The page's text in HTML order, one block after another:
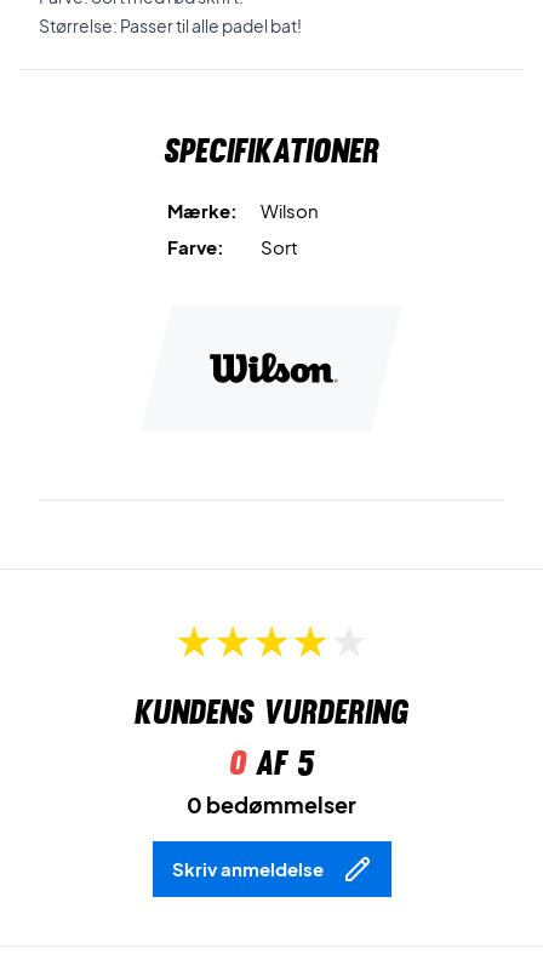
Størrelse: Passer til alle padel bat!
Specifikationer
Mærke:
Wilson
Farve:
Sort
Kundens vurdering
0af 5
0 bedømmelser
Skriv anmeldelse